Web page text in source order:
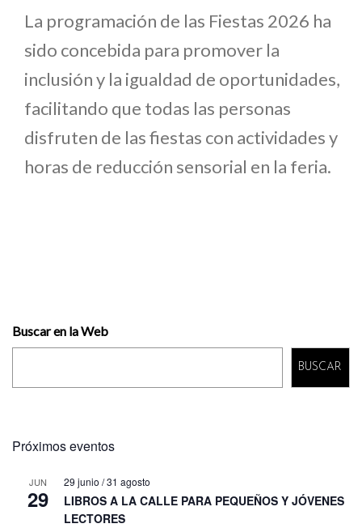
La programación de las Fiestas 2026 ha
sido concebida para promover la
inclusión y la igualdad de oportunidades,
facilitando que todas las personas
disfruten de las fiestas con actividades y
horas de reducción sensorial en la feria.
Buscar en la Web
BUSCAR
Próximos eventos
JUN
29
29 junio /31 agosto
LIBROS A LA CALLE PARA PEQUEÑOS Y JÓVENES
LECTORES